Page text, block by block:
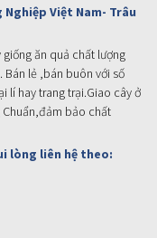
Nghiệp Việt Nam- Trâu
ăn quả chất lượng
Bán lẻ ,bán buôn với số
lí hay trang trại.Giao cây ở
bảo chất
lòng liên hệ theo: